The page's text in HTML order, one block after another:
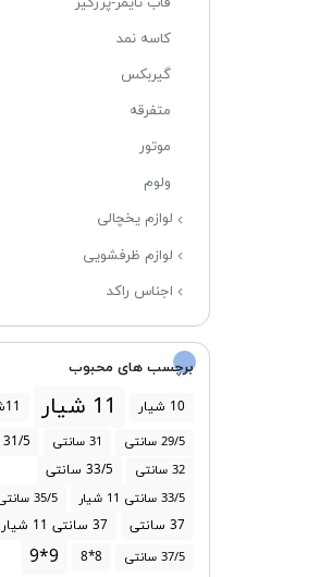
کاسه نمد
گیربکس
متفرقه
موتور
ولوم
لوازم یخچالی
لوازم ظرفشویی
اجناس راکد
برچسب های محبوب
10 شیار 11 شیار 11شیار
29/5 سانتی 31 سانتی
31/5 سانتی
32 سانتی
33/5 سانتی
33/5 سانتی 11 شیار
35/5 سانتی
37 سانتی
37 سانتی 11 شیار
37/5 سانتی
8*8
9*9